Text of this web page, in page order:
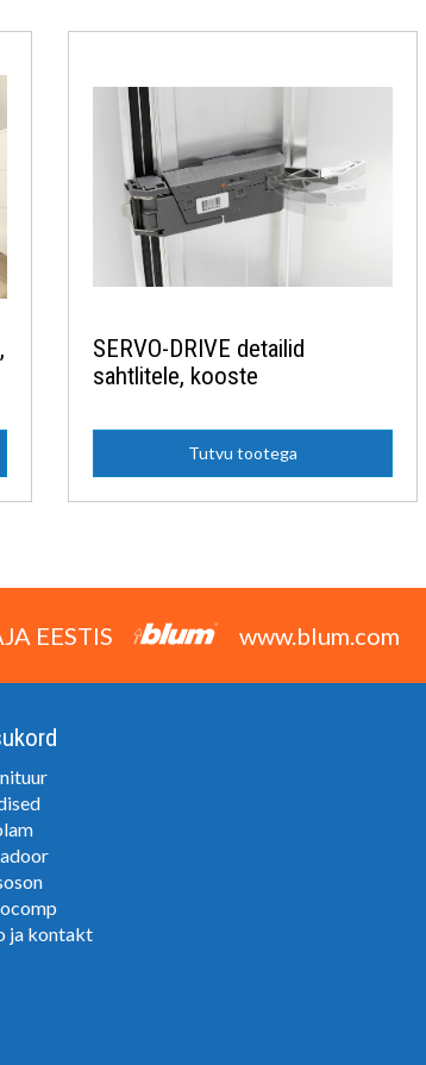
SERVO-DRIVE detailid
sahtlitele, kooste
Tutvu tootega
EESTIS www.blum.com
ja kontakt